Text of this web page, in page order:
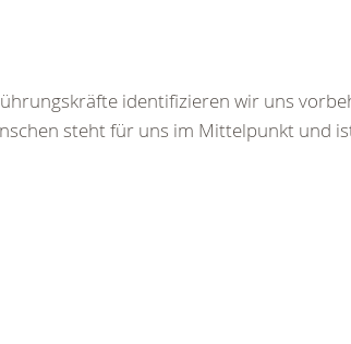
identifizieren wir uns
steht für uns im Mittelpunkt und